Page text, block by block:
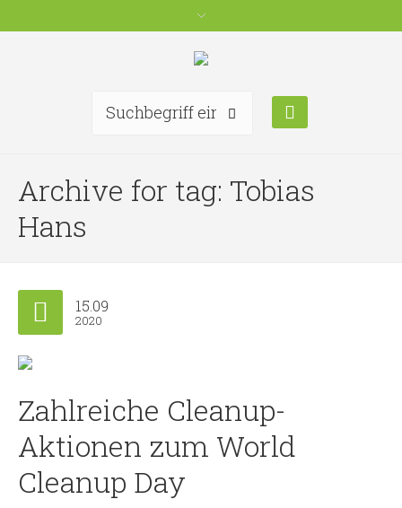
Archive for tag: Tobias
Hans
15.09
2020
Zahlreiche Cleanup-
Aktionen zum World
Cleanup Day